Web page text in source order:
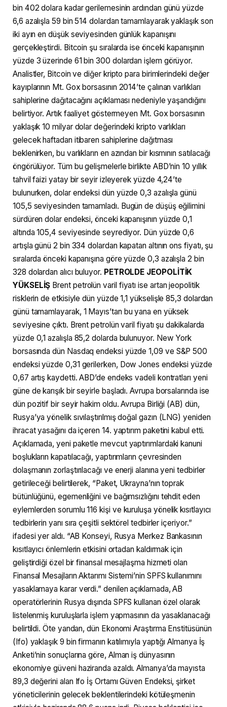
bin 402 dolara kadar gerilemesinin ardından günü yüzde
6,6 azalışla 59 bin 514 dolardan tamamlayarak yaklaşık son
iki ayın en düşük seviyesinden günlük kapanışını
gerçekleştirdi. Bitcoin şu sıralarda ise önceki kapanışının
yüzde 3 üzerinde 61 bin 300 dolardan işlem görüyor.
Analistler, Bitcoin ve diğer kripto para birimlerindeki değer
kayıplarının Mt. Gox borsasının 2014’te çalınan varlıkları
sahiplerine dağıtacağını açıklaması nedeniyle yaşandığını
belirtiyor. Artık faaliyet göstermeyen Mt. Gox borsasının
yaklaşık 10 milyar dolar değerindeki kripto varlıkları
gelecek haftadan itibaren sahiplerine dağıtması
beklenirken, bu varlıkların en azından bir kısmının satılacağı
öngörülüyor. Tüm bu gelişmelerle birlikte ABD’nin 10 yıllık
tahvil faizi yatay bir seyir izleyerek yüzde 4,24’te
bulunurken, dolar endeksi dün yüzde 0,3 azalışla günü
105,5 seviyesinden tamamladı. Bugün de düşüş eğilimini
sürdüren dolar endeksi, önceki kapanışının yüzde 0,1
altında 105,4 seviyesinde seyrediyor. Dün yüzde 0,6
artışla günü 2 bin 334 dolardan kapatan altının ons fiyatı, şu
sıralarda önceki kapanışına göre yüzde 0,3 azalışla 2 bin
328 dolardan alıcı buluyor. PETROLDE JEOPOLİTİK
YÜKSELİŞ Brent petrolün varil fiyatı ise artan jeopolitik
risklerin de etkisiyle dün yüzde 1,1 yükselişle 85,3 dolardan
günü tamamlayarak, 1 Mayıs’tan bu yana en yüksek
seviyesine çıktı. Brent petrolün varil fiyatı şu dakikalarda
yüzde 0,1 azalışla 85,2 dolarda bulunuyor. New York
borsasında dün Nasdaq endeksi yüzde 1,09 ve S&P 500
endeksi yüzde 0,31 gerilerken, Dow Jones endeksi yüzde
0,67 artış kaydetti. ABD’de endeks vadeli kontratları yeni
güne de karışık bir seyirle başladı. Avrupa borsalarında ise
dün pozitif bir seyir hakim oldu. Avrupa Birliği (AB) dün,
Rusya’ya yönelik sıvılaştırılmış doğal gazın (LNG) yeniden
ihracat yasağını da içeren 14. yaptırım paketini kabul etti.
Açıklamada, yeni paketle mevcut yaptırımlardaki kanuni
boşlukların kapatılacağı, yaptırımların çevresinden
dolaşmanın zorlaştırılacağı ve enerji alanına yeni tedbirler
getirileceği belirtilerek, “Paket, Ukrayna’nın toprak
bütünlüğünü, egemenliğini ve bağımsızlığını tehdit eden
eylemlerden sorumlu 116 kişi ve kuruluşa yönelik kısıtlayıcı
tedbirlerin yanı sıra çeşitli sektörel tedbirler içeriyor.”
ifadesi yer aldı. “AB Konseyi, Rusya Merkez Bankasının
kısıtlayıcı önlemlerin etkisini ortadan kaldırmak için
geliştirdiği özel bir finansal mesajlaşma hizmeti olan
Finansal Mesajların Aktarımı Sistemi’nin SPFS kullanımını
yasaklamaya karar verdi.” denilen açıklamada, AB
operatörlerinin Rusya dışında SPFS kullanan özel olarak
listelenmiş kuruluşlarla işlem yapmasının da yasaklanacağı
belirtildi. Öte yandan, dün Ekonomi Araştırma Enstitüsünün
(Ifo) yaklaşık 9 bin firmanın katılımıyla yaptığı Almanya İş
Anketi’nin sonuçlarına göre, Alman iş dünyasının
ekonomiye güveni haziranda azaldı. Almanya’da mayısta
89,3 değerini alan Ifo İş Ortamı Güven Endeksi, şirket
yöneticilerinin gelecek beklentilerindeki kötüleşmenin